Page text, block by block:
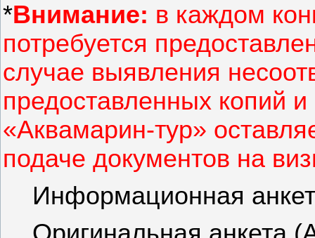
*Внимание: в каждом
потребуется
случае выявления
предоставленных копий
«Аквамарин-тур»
подаче документов на
Информационная